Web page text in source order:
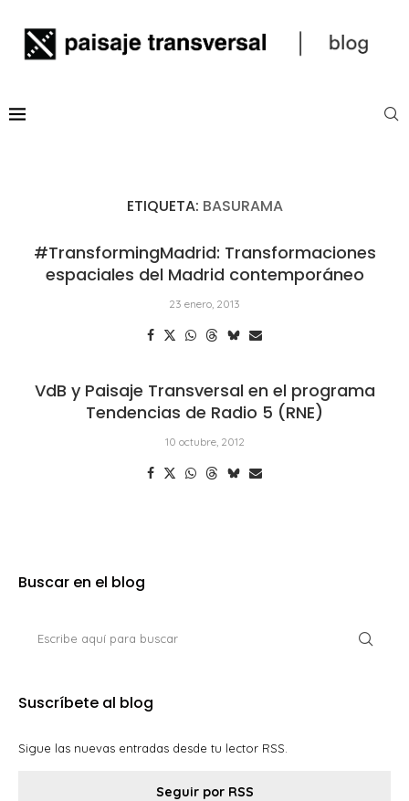
ETIQUETA: BASURAMA
#TransformingMadrid: Transformaciones
espaciales del Madrid contemporáneo
23 enero, 2013
VdB y Paisaje Transversal en el programa
Tendencias de Radio 5 (RNE)
10 octubre, 2012
Buscar en el blog
Suscríbete al blog
Sigue las nuevas entradas desde tu lector RSS.
Seguir por RSS